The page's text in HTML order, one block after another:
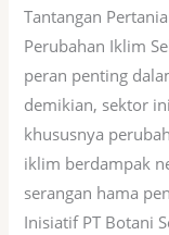
Tantangan
Perubahan Iklim
peran penting
demikian, sektor
khususnya
iklim berdampak
serangan hama
Inisiatif PT Botani
Teknologi
Daya